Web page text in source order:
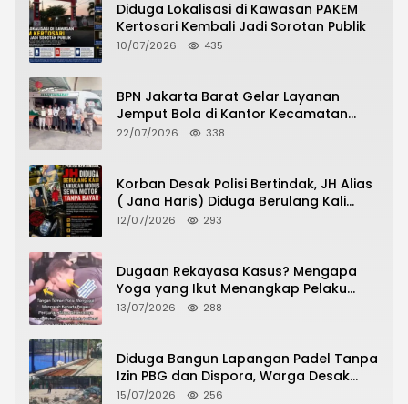
Diduga Lokalisasi di Kawasan PAKEM
Kertosari Kembali Jadi Sorotan Publik
10/07/2026 435
BPN Jakarta Barat Gelar Layanan
Jemput Bola di Kantor Kecamatan
Grogol Petamburan, Warga Antusias
22/07/2026 338
Korban Desak Polisi Bertindak, JH Alias
( Jana Haris) Diduga Berulang Kali
Lakukan Modus Sewa Motor Tanpa
12/07/2026 293
Dugaan Rekayasa Kasus? Mengapa
Yoga yang Ikut Menangkap Pelaku
Pencurian Toko Ponsel di Pancur Batu
13/07/2026 288
Diduga Bangun Lapangan Padel Tanpa
Izin PBG dan Dispora, Warga Desak
CKTRP dan Dispora Jakarta Barat
15/07/2026 256